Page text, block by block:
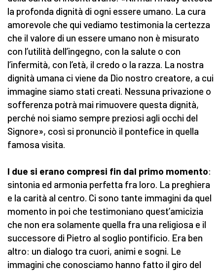
la profonda dignità di ogni essere umano. La cura
amorevole che qui vediamo testimonia la certezza
che il valore di un essere umano non è misurato
con l’utilità dell’ingegno, con la salute o con
l’infermità, con l’età, il credo o la razza. La nostra
dignità umana ci viene da Dio nostro creatore, a cui
immagine siamo stati creati. Nessuna privazione o
sofferenza potrà mai rimuovere questa dignità,
perché noi siamo sempre preziosi agli occhi del
Signore», così si pronunciò il pontefice in quella
famosa visita.
I due si erano compresi fin dal primo momento:
sintonia ed armonia perfetta fra loro. La preghiera
e la carità al centro. Ci sono tante immagini da quel
momento in poi che testimoniano quest’amicizia
che non era solamente quella fra una religiosa e il
successore di Pietro al soglio pontificio. Era ben
altro: un dialogo tra cuori, animi e sogni. Le
immagini che conosciamo hanno fatto il giro del